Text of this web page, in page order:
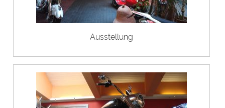
Ausstellung